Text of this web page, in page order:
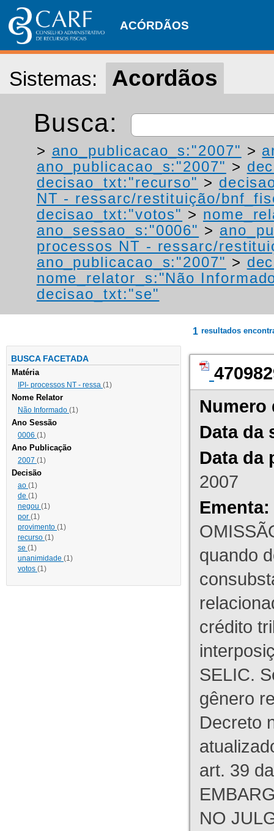
ACÓRDÃOS
Sistemas: Acordãos
Busca:
> ano_publicacao_s:"2007" >
ano_publicacao_s:"2007" >
decisao_txt:"recurso" >
NT - ressarc/restituição/
decisao_txt:"votos" >
ano_sessao_s:"0006" >
processos NT - ressarc/
ano_publicacao_s:"2007" >
nome_relator_s:"Não
decisao_txt:"se"
BUSCA FACETADA
Matéria
IPI- processos NT - ressa (1)
Nome Relator
Não Informado (1)
Ano Sessão
0006 (1)
Ano Publicação
2007 (1)
Decisão
ao (1)
de (1)
negou (1)
por (1)
provimento (1)
recurso (1)
se (1)
unanimidade (1)
votos (1)
1 resultados
Numero
Data da
Data da
2007
Ementa:
quando
crédito
SELIC.
gênero
Decreto
art. 39
NO